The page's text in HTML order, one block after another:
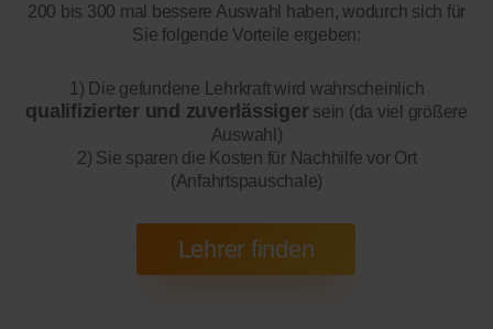
200 bis 300 mal bessere Auswahl haben, wodurch sich für
Sie folgende Vorteile ergeben:
1) Die gefundene Lehrkraft wird wahrscheinlich
qualifizierter und zuverlässigersein (da viel größere
Auswahl)
2) Sie sparen die Kosten für Nachhilfe vor Ort
(Anfahrtspauschale)